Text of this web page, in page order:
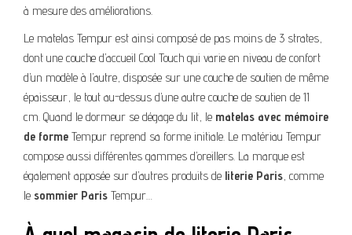
à mesure des améliorations.
Le matelas Tempur est ainsi composé de pas moins de 3 strates,
dont une couche d’accueil Cool Touch qui varie en niveau de confort
d’un modèle à l’autre, disposée sur une couche de soutien de même
épaisseur, le tout au-dessus d’une autre couche de soutien de 11
cm. Quand le dormeur se dégage du lit, le matelas avec mémoire
de forme Tempur reprend sa forme initiale. Le matériau Tempur
compose aussi différentes gammes d’oreillers. La marque est
également apposée sur d’autres produits de literie Paris, comme
le sommier Paris Tempur…